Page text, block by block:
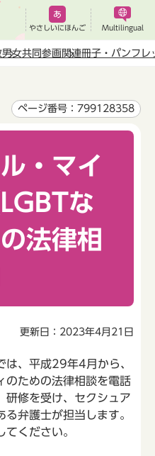
やさしいにほんご Multilingual
男女共同参画 関連冊子・パンフレ
ページ番号：799128358
・マイ
な
法律相
更新日：2023年4月21日
、平成29年4月から、
のための法律相談を電話
研修を受け、セクシュア
弁護士が担当します。
ください。